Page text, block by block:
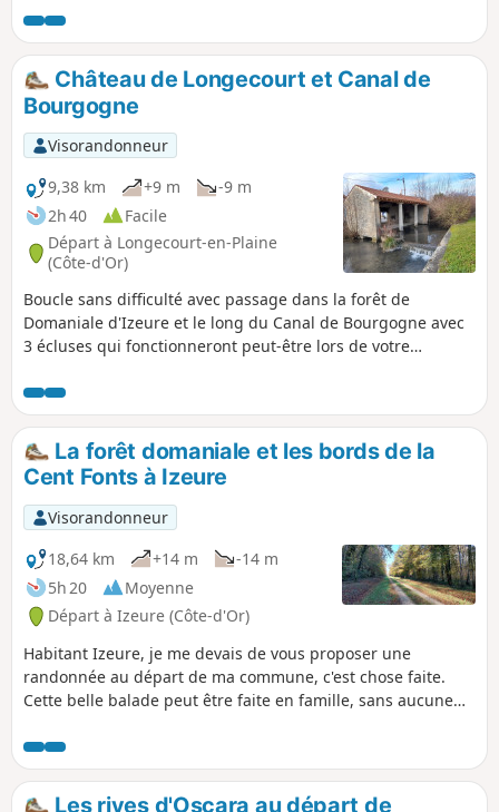
Château de Longecourt et Canal de
Bourgogne
Visorandonneur
9,38 km
+9 m
-9 m
2h 40
Facile
Départ à Longecourt-en-Plaine
(Côte-d'Or)
Boucle sans difficulté avec passage dans la forêt de
Domaniale d'Izeure et le long du Canal de Bourgogne avec
3 écluses qui fonctionneront peut-être lors de votre
et l'église.
La forêt domaniale et les bords de la
Cent Fonts à Izeure
Visorandonneur
18,64 km
+14 m
-14 m
5h 20
Moyenne
Départ à Izeure (Côte-d'Or)
Habitant Izeure, je me devais de vous proposer une
randonnée au départ de ma commune, c'est chose faite.
Cette belle balade peut être faite en famille, sans aucune
long de la Cent Fonts (et non sans fond). Mise en garde
modérateur au 07/04/2021 : Attention ! Problème de
propriété privée en (12) . Voir les avis
Les rives d'Oscara au départ de